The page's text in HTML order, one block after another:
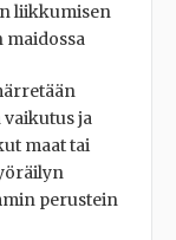
liikkumisen
maidossa
ja
maat tai
perustein